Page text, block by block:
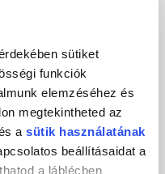
sütiket
funkciók
elemzéséhez és
megtekintheted az
a sütik használatának
beállításaidat a
a láblécben